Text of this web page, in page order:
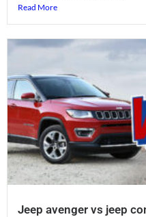
Read More
Jeep avenger vs jeep